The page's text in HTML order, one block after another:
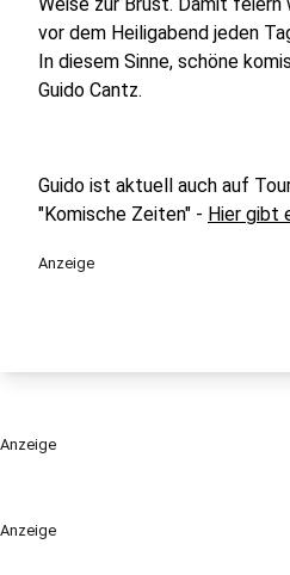
Anzeige
vor dem Heiligabend jeden
In diesem Sinne, schöne
Guido Cantz.
Guido ist aktuell auch auf
"Komische Zeiten" - Hier gibt
Anzeige
Anzeige